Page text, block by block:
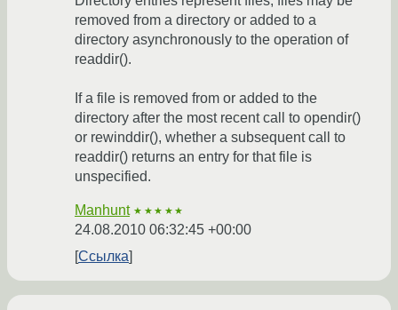
removed from a directory or added to a
directory asynchronously to the operation of
readdir().
If a file is removed from or added to the
directory after the most recent call to opendir()
or rewinddir(), whether a subsequent call to
readdir() returns an entry for that file is
unspecified.
Manhunt ★★★★★
24.08.2010 06:32:45 +00:00
Ссылка